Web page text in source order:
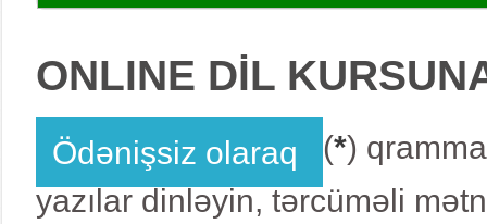
ONLINE DİL
Ödənişsiz olaraq (*)
yazılar dinləyin, tərcüməli